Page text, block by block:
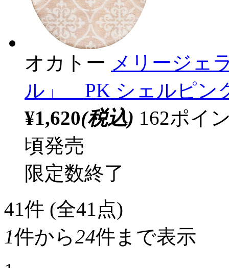
オカトー メリージェ
ル」 PK シェルピン
¥1,620(税込) 162ポイ
頃発売
限定数終了
41件 (全41点)
1件から24件まで表示